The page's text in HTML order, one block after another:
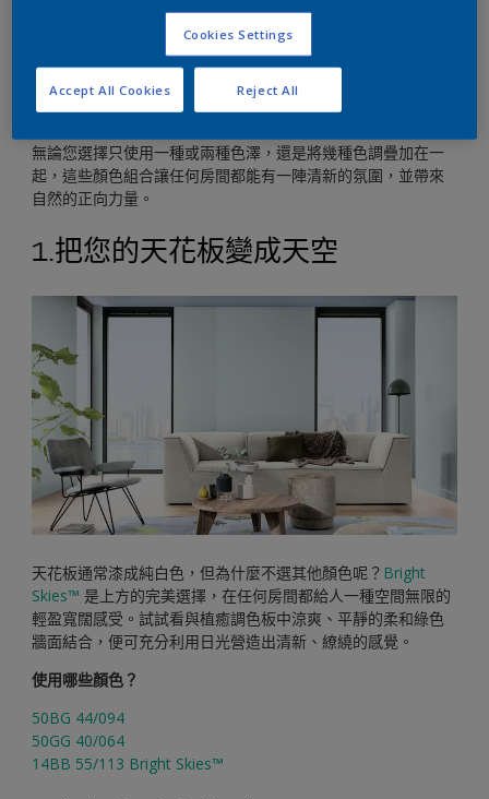
Bright SkiesTM，是一種輕盈、寬闊、充
滿生機的色調，可以讓生活空間瞬間煥然一新。它與溫室顏色
能自然地搭配——這個調色板，色調中充滿著生活周遭環境的
靈感，從苔蘚綠色到自然中性色都有。
無論您選擇只使用一種或兩種色澤，還是將幾種色調疊加在一
起，這些顏色組合讓任何房間都能有一陣清新的氛圍，並帶來
自然的正向力量。
1.把您的天花板變成天空
天花板通常漆成純白色，但為什麼不選其他顏色呢？ Bright
Skies™ 是上方的完美選擇，在任何房間都給人一種空間無限的
輕盈寬闊感受。試試看與植癒調色板中涼爽、平靜的柔和綠色
牆面結合，便可充分利用日光營造出清新、繚繞的感覺。
使用哪些顏色？
50BG 44/094
50GG 40/064
14BB 55/113 Bright Skies™
Cookies Settings
Reject All
Accept All Cookies